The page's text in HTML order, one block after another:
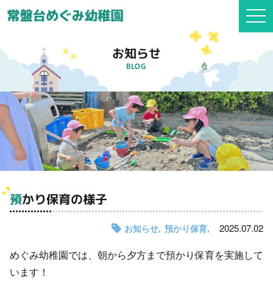
お知らせ
BLOG
預かり保育の様子
お知らせ 預かり保育 2025.07.02
めぐみ幼稚園では、朝から夕方まで預かり保育を実施して
います！